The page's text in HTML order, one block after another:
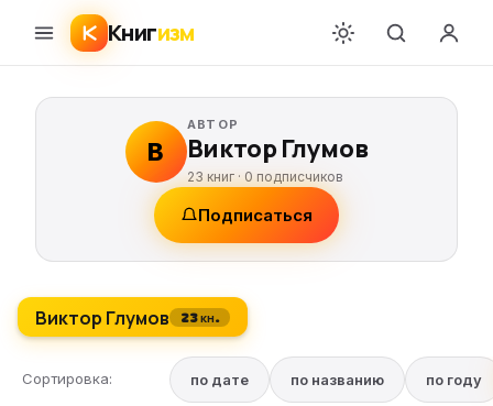
Книгизм
В
АВТОР
Виктор Глумов
23 книг · 0 подписчиков
Подписаться
Виктор Глумов 23 кн.
Сортировка: по дате по названию по году